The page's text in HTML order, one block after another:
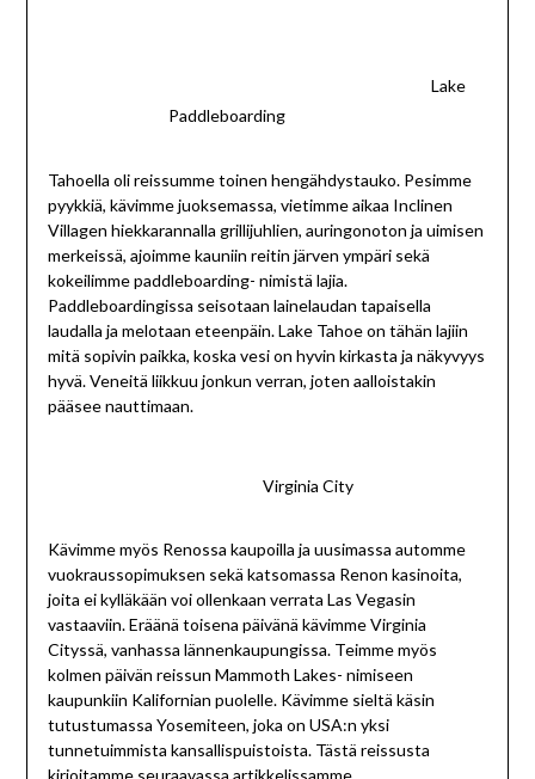
Paddleboarding
Lake
Tahoella oli reissumme toinen hengähdystauko. Pesimme
pyykkiä, kävimme juoksemassa, vietimme aikaa Inclinen
Villagen hiekkarannalla grillijuhlien, auringonoton ja uimisen
merkeissä, ajoimme kauniin reitin järven ympäri sekä
kokeilimme paddleboarding- nimistä lajia.
Paddleboardingissa seisotaan lainelaudan tapaisella
laudalla ja melotaan eteenpäin. Lake Tahoe on tähän lajiin
mitä sopivin paikka, koska vesi on hyvin kirkasta ja näkyvyys
hyvä. Veneitä liikkuu jonkun verran, joten aalloistakin
pääsee nauttimaan.
Virginia City
Kävimme myös Renossa kaupoilla ja uusimassa automme
vuokraussopimuksen sekä katsomassa Renon kasinoita,
joita ei kylläkään voi ollenkaan verrata Las Vegasin
vastaaviin. Eräänä toisena päivänä kävimme Virginia
Cityssä, vanhassa lännenkaupungissa. Teimme myös
kolmen päivän reissun Mammoth Lakes- nimiseen
kaupunkiin Kalifornian puolelle. Kävimme sieltä käsin
tutustumassa Yosemiteen, joka on USA:n yksi
tunnetuimmista kansallispuistoista. Tästä reissusta